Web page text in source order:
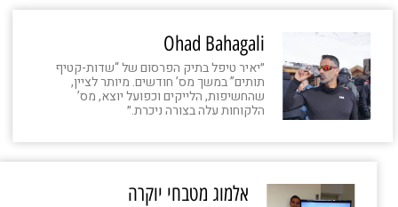
Ohad Bahagali
״יאיר טיפל בתיק הפרסום של “שדות-קטיף
תותים” במשך מס’ חודשים. מיותר לציין,
שהחשיפות, הלייקים וכפועל יוצא, מס’
הלקוחות עלה בצורה ניכרת.״
אלמוג מטבחי יוקרה